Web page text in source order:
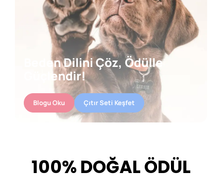
Beden Dilini Çöz, Ödülle
Güçlendir!
Blogu Oku Çıtır Seti Keşfet
100% DOĞAL ÖDÜL